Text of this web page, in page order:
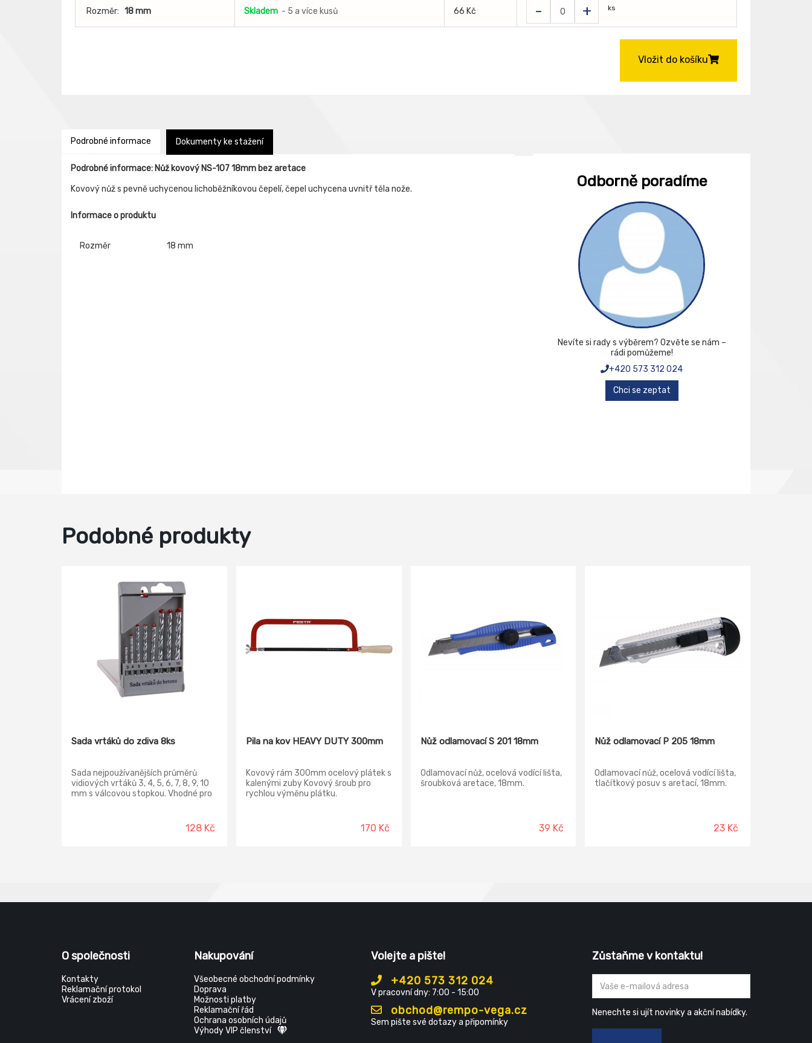
Rozměr: 18 mm Skladem - 5 a více kusů 66 Kč - + ks
Vložit do košíku
Podrobné informace Dokumenty ke stažení
Podrobné informace: Nůž kovový NS-107 18mm bez aretace
Kovový nůž s pevně uchycenou lichoběžníkovou čepelí, čepel uchycena uvnitř těla nože.
Informace o produktu
Rozměr 18 mm
Odborně poradíme
Nevíte si rady s výběrem? Ozvěte se nám –
rádi pomůžeme!
+420 573 312 024
Chci se zeptat
Podobné produkty
Sada vrtáků do zdiva 8ks
Sada nejpoužívanějších průměrů
vidiových vrtáků 3, 4, 5, 6, 7, 8, 9, 10
mm s válcovou stopkou. Vhodné pro
128 Kč
Pila na kov HEAVY DUTY 300mm
Kovový rám 300mm ocelový plátek s
kalenými zuby Kovový šroub pro
rychlou výměnu plátku.
170 Kč
Nůž odlamovací S 201 18mm
Odlamovací nůž, ocelová vodící lišta,
šroubková aretace, 18mm.
39 Kč
Nůž odlamovací P 205 18mm
Odlamovací nůž, ocelová vodící lišta,
tlačítkový posuv s aretací, 18mm.
23 Kč
O společnosti
Kontakty
Reklamační protokol
Vrácení zboží
Nakupování
Všeobecné obchodní podmínky
Doprava
Možnosti platby
Reklamační řád
Ochrana osobních údajů
Výhody VIP členství
Volejte a pište!
+420 573 312 024
V pracovní dny: 7:00 - 15:00
obchod@rempo-vega.cz
Sem pište své dotazy a připomínky
Zůstaňme v kontaktu!
Nenechte si ujít novinky a akční nabídky.